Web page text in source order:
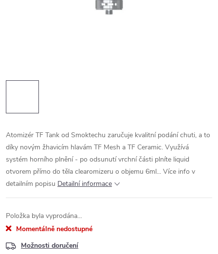
Atomizér TF Tank od Smoktechu zaručuje kvalitní podání chuti, a to
díky novým žhavicím hlavám TF Mesh a TF Ceramic. Využívá
systém horního plnění - po odsunutí vrchní části plníte liquid
otvorem přímo do těla clearomizeru o objemu 6ml... Více info v
detailním popisu Detailní informace
Položka byla vyprodána…
Momentálně nedostupné
Možnosti doručení